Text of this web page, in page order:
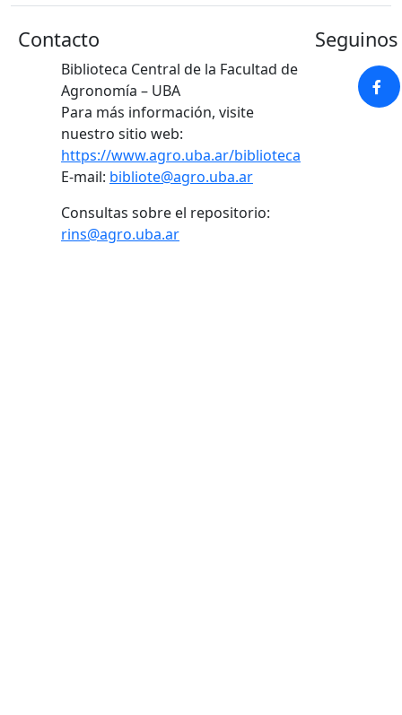
Contacto
Biblioteca Central de la Facultad de
Agronomía – UBA
Para más información, visite
nuestro sitio web:
https://www.agro.uba.ar/biblioteca
E-mail: bibliote@agro.uba.ar
Consultas sobre el repositorio:
rins@agro.uba.ar